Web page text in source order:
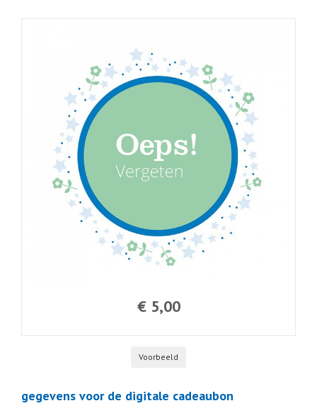
€ 5,00
Voorbeeld
gegevens voor de digitale cadeaubon